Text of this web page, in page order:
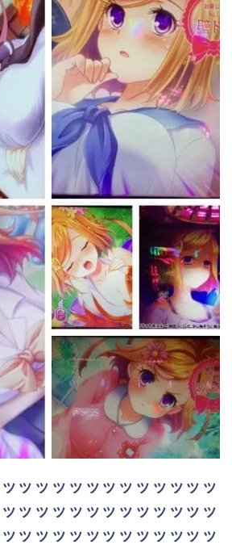
ッッッッッッッッッッッッ
ッッッッッッッッッッッッ
ッッッッッッッッッッッッ